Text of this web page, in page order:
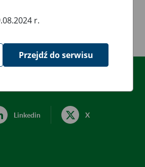
Linkedin X
r.
Przejdź do serwisu